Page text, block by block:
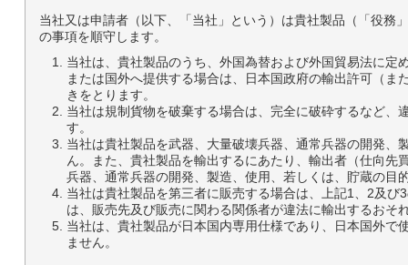
当社又は申請者（以下、「当社」という）は貴社製品（「役務
の事項を順守します。
当社は、貴社製品のうち、外国為替および外国貿易法に定
または国外へ提供する場合は、日本国政府の輸出許可（ま
きをとります。
当社は規制貨物を破棄する場合は、完全に破砕するなど、
す。
当社は貴社製品を武器、大量破壊兵器、通常兵器の開発、
ん。また、貴社製品を輸出するにあたり、輸出者（仕向先
兵器、通常兵器の開発、製造、使用、若しくは、貯蔵の目
当社は貴社製品を第三者に販売する場合は、上記1、2及
は、販売先及び販売に関わる関係者が違法に輸出するおそ
当社は、貴社製品が日本国内専用仕様であり、日本国外で
ません。